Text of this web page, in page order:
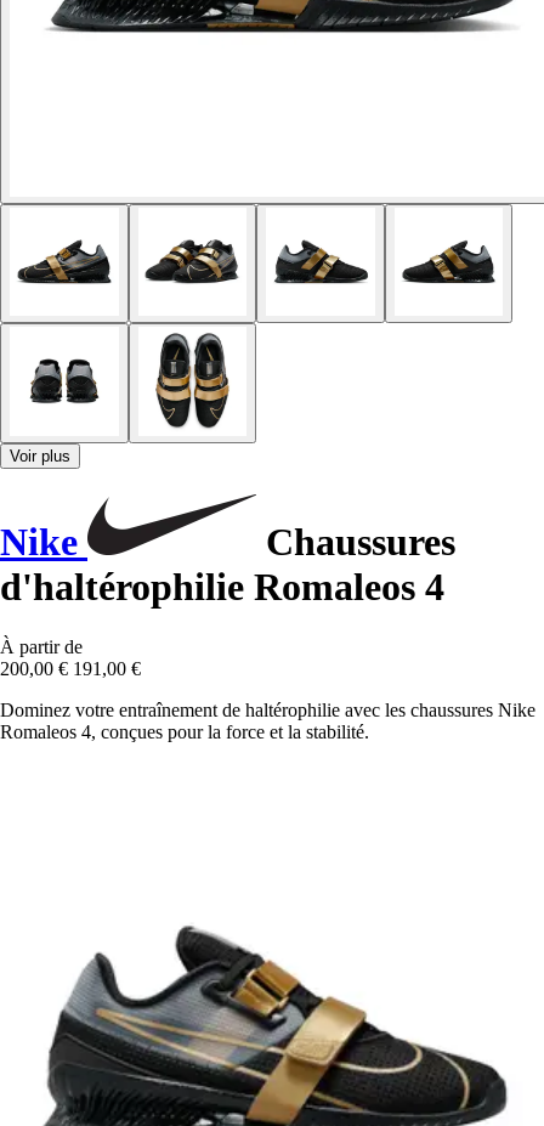
Voir plus
Nike
Chaussures
d'haltérophilie Romaleos 4
À partir de
200,00 € 191,00 €
Dominez votre entraînement de haltérophilie avec les chaussures Nike
Romaleos 4, conçues pour la force et la stabilité.